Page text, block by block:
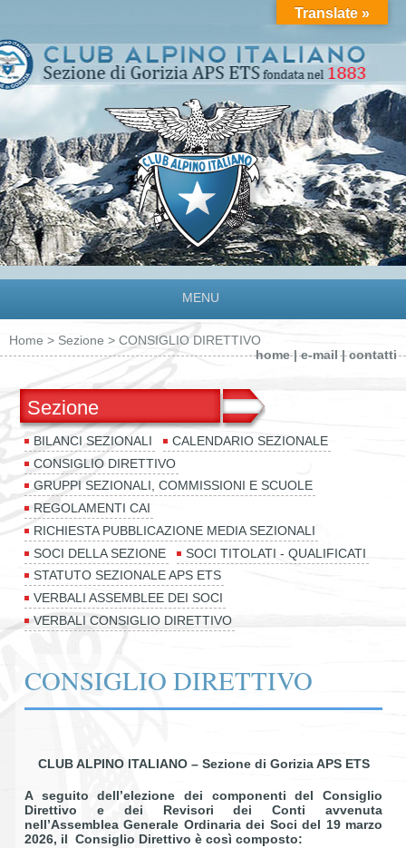
MENU
Home > Sezione > CONSIGLIO DIRETTIVO
home|e-mail|contatti
Sezione
BILANCI SEZIONALI
CALENDARIO SEZIONALE
CONSIGLIO DIRETTIVO
GRUPPI SEZIONALI, COMMISSIONI E SCUOLE
REGOLAMENTI CAI
RICHIESTA PUBBLICAZIONE MEDIA SEZIONALI
SOCI DELLA SEZIONE
SOCI TITOLATI - QUALIFICATI
STATUTO SEZIONALE APS ETS
VERBALI ASSEMBLEE DEI SOCI
VERBALI CONSIGLIO DIRETTIVO
CONSIGLIO DIRETTIVO
CLUB ALPINO ITALIANO – Sezione di Gorizia APS ETS
A seguito dell’elezione dei componenti del Consiglio
Direttivo e dei Revisori dei Conti avvenuta
nell’Assemblea Generale Ordinaria dei Soci del 19 marzo
2026, il Consiglio Direttivo è così composto:
Translate »